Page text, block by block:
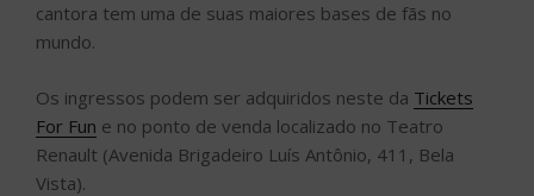
cantora tem uma de suas maiores bases de fãs no
mundo.
Os ingressos podem ser adquiridos neste da Tickets
For Fun e no ponto de venda localizado no Teatro
Renault (Avenida Brigadeiro Luís Antônio, 411, Bela
Vista).